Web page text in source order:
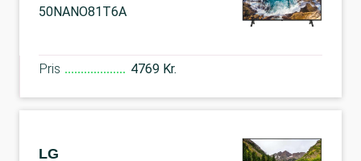
50NANO81T6A
Pris 4769 Kr.
LG